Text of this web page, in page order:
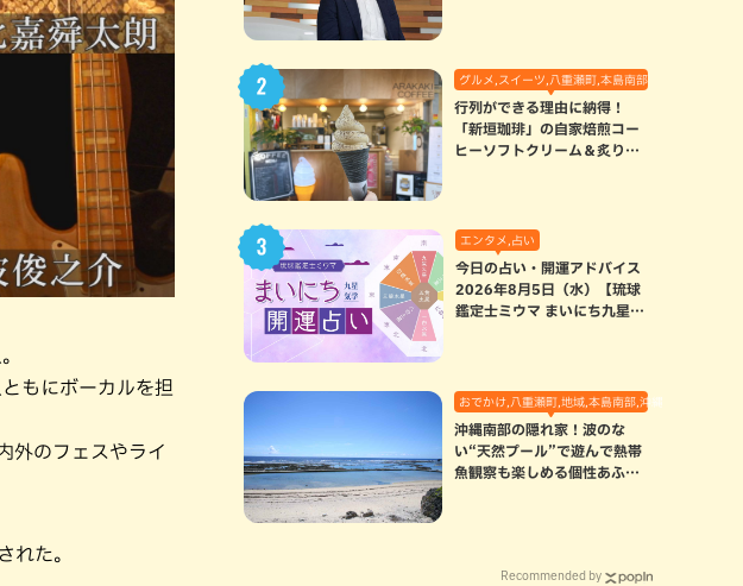
もにボーカルを担
外のフェスやライ
れた。
グルメ,スイーツ,八重瀬町,本島南部
行列ができる理由に納得！
「新垣珈琲」の自家焙煎コー
ヒーソフトクリーム＆炙りマ
エンタメ,占い
今日の占い・開運アドバイス
2026年8月5日（水）【琉球
鑑定士ミウマ まいにち九星気
おでかけ,八重瀬町,地域,本島南部,沖縄の海,自然
沖縄南部の隠れ家！波のな
い“天然プール”で遊んで熱帯
魚観察も楽しめる個性あふれ
Recommended by